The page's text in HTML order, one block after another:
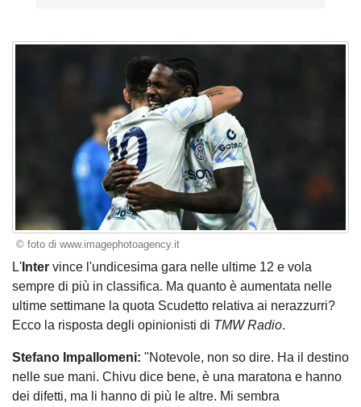
© foto di www.imagephotoagency.it
L' Inter vince l'undicesima gara nelle ultime 12 e vola
sempre di più in classifica. Ma quanto è aumentata nelle
ultime settimane la quota Scudetto relativa ai nerazzurri?
Ecco la risposta degli opinionisti di TMW Radio.
Stefano Impallomeni: "Notevole, non so dire. Ha il destino
nelle sue mani. Chivu dice bene, è una maratona e hanno
dei difetti, ma li hanno di più le altre. Mi sembra